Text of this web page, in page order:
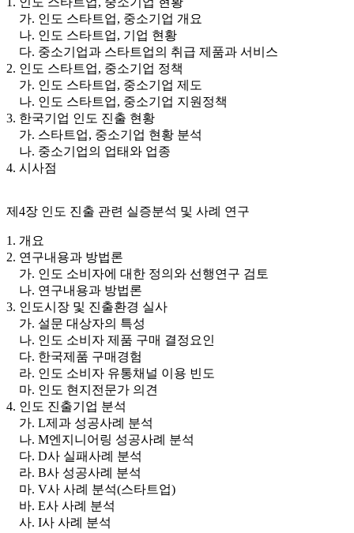
가. 인도 스타트업, 중소기업 개요
나. 인도 스타트업, 기업 현황
다. 중소기업과 스타트업의 취급 제품과 서비스
2. 인도 스타트업, 중소기업 정책
가. 인도 스타트업, 중소기업 제도
나. 인도 스타트업, 중소기업 지원정책
3. 한국기업 인도 진출 현황
가. 스타트업, 중소기업 현황 분석
나. 중소기업의 업태와 업종
4. 시사점
제4장 인도 진출 관련 실증분석 및 사례 연구
1. 개요
2. 연구내용과 방법론
가. 인도 소비자에 대한 정의와 선행연구 검토
나. 연구내용과 방법론
3. 인도시장 및 진출환경 실사
가. 설문 대상자의 특성
나. 인도 소비자 제품 구매 결정요인
다. 한국제품 구매경험
라. 인도 소비자 유통채널 이용 빈도
마. 인도 현지전문가 의견
4. 인도 진출기업 분석
가. L제과 성공사례 분석
나. M엔지니어링 성공사례 분석
다. D사 실패사례 분석
라. B사 성공사례 분석
마. V사 사례 분석(스타트업)
바. E사 사례 분석
사. I사 사례 분석